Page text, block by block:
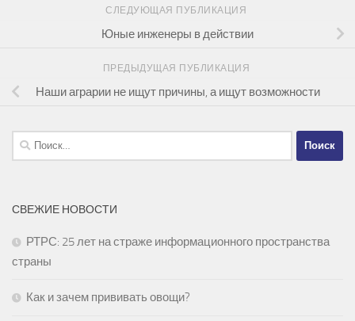
СЛЕДУЮЩАЯ ПУБЛИКАЦИЯ
Юные инженеры в действии
ПРЕДЫДУЩАЯ ПУБЛИКАЦИЯ
Наши аграрии не ищут причины, а ищут возможности
Найти:
СВЕЖИЕ НОВОСТИ
РТРС: 25 лет на страже информационного пространства
страны
Как и зачем прививать овощи?